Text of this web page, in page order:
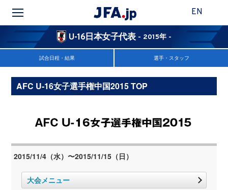
EN
U-16日本女子代表 - 2015年 -
試合日程・結果 選手・スタッフ
AFC U-16女子選手権中国2015 TOP
2015/11/4（水）〜2015/11/15（日）
大会メニュー